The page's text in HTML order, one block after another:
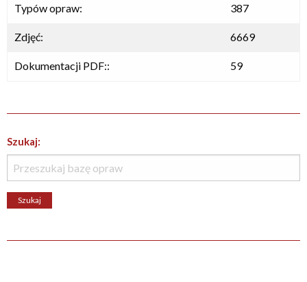
Typów opraw: 387
Zdjęć: 6669
Dokumentacji PDF:: 59
Szukaj: